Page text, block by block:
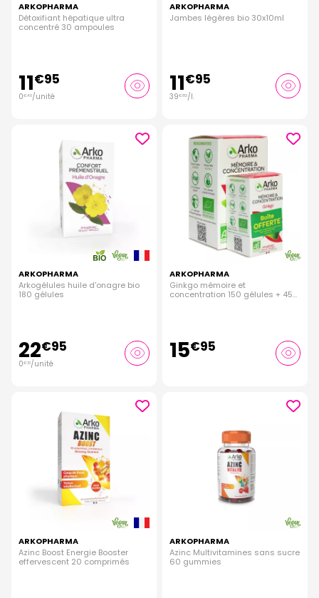
ARKOPHARMA
Détoxifiant hépatique ultra
concentré 30 ampoules
11€95
0€40/unité
ARKOPHARMA
Jambes légères bio 30x10ml
11€95
39€83/l.
ARKOPHARMA
Arkogélules huile d'onagre bio
180 gélules
22€95
0€ 13/unité
ARKOPHARMA
Ginkgo mémoire et
concentration 150 gélules + 45
15€95
ARKOPHARMA
Azinc Boost Energie Booster
effervescent 20 comprimés
ARKOPHARMA
Azinc Multivitamines sans sucre
60 gummies